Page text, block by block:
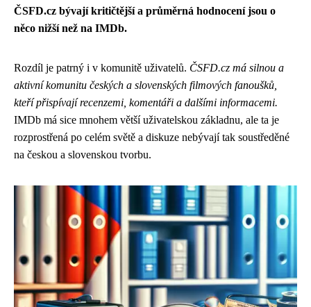
ČSFD.cz bývají kritičtější a průměrná hodnocení jsou o
něco nižší než na IMDb.
Rozdíl je patrný i v komunitě uživatelů. ČSFD.cz má silnou a
aktivní komunitu českých a slovenských filmových fanoušků,
kteří přispívají recenzemi, komentáři a dalšími informacemi.
IMDb má sice mnohem větší uživatelskou základnu, ale ta je
rozprostřená po celém světě a diskuze nebývají tak soustředěné
na českou a slovenskou tvorbu.